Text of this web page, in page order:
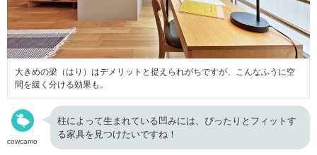
大きめの梁（はり）はデメリットと捉えられがちですが、こんなふうに空
間を緩く分ける効果も。
cowcamo
柱によって生まれている凹みには、ぴったりとフィットす
る家具を見つけたいですね！